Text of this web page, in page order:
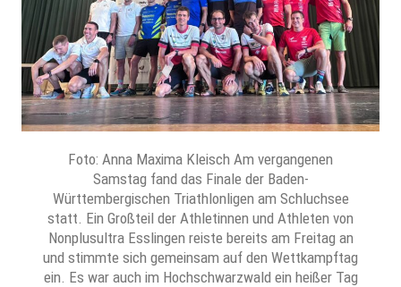
Foto: Anna Maxima Kleisch Am vergangenen
Samstag fand das Finale der Baden-
Württembergischen Triathlonligen am Schluchsee
statt. Ein Großteil der Athletinnen und Athleten von
Nonplusultra Esslingen reiste bereits am Freitag an
und stimmte sich gemeinsam auf den Wettkampftag
ein. Es war auch im Hochschwarzwald ein heißer Tag